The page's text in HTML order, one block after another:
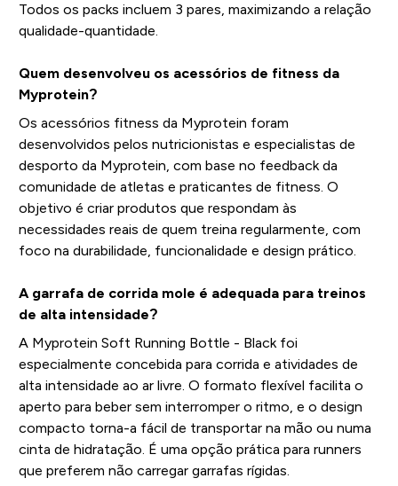
Todos os packs incluem 3 pares, maximizando a relação
qualidade-quantidade.
Quem desenvolveu os acessórios de fitness da
Myprotein?
Os acessórios fitness da Myprotein foram
desenvolvidos pelos nutricionistas e especialistas de
desporto da Myprotein, com base no feedback da
comunidade de atletas e praticantes de fitness. O
objetivo é criar produtos que respondam às
necessidades reais de quem treina regularmente, com
foco na durabilidade, funcionalidade e design prático.
A garrafa de corrida mole é adequada para treinos
de alta intensidade?
A Myprotein Soft Running Bottle - Black foi
especialmente concebida para corrida e atividades de
alta intensidade ao ar livre. O formato flexível facilita o
aperto para beber sem interromper o ritmo, e o design
compacto torna-a fácil de transportar na mão ou numa
cinta de hidratação. É uma opção prática para runners
que preferem não carregar garrafas rígidas.